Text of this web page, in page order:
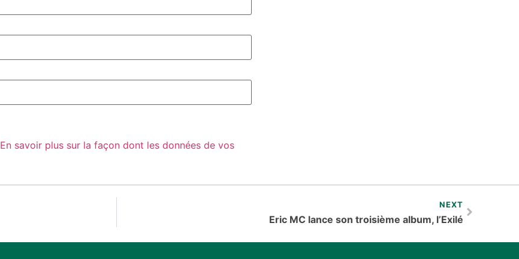
En savoir plus sur la façon dont les données de vos
NEXT
Eric MC lance son troisième album, l’Exilé